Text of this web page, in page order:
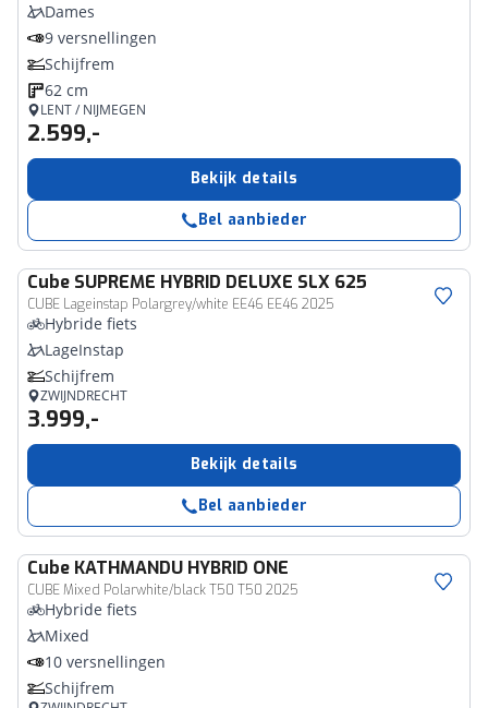
Dames
9 versnellingen
Schijfrem
62 cm
LENT / NIJMEGEN
2.599,-
Bekijk details
Bel aanbieder
Cube SUPREME HYBRID DELUXE SLX 625
CUBE Lageinstap Polargrey/white EE46 EE46 2025
Hybride fiets
LageInstap
Schijfrem
ZWIJNDRECHT
3.999,-
Bekijk details
Bel aanbieder
Cube KATHMANDU HYBRID ONE
CUBE Mixed Polarwhite/black T50 T50 2025
Hybride fiets
Mixed
10 versnellingen
Schijfrem